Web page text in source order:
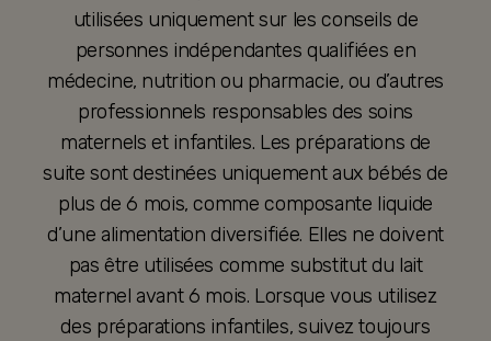
utilisées uniquement sur les conseils de
personnes indépendantes qualifiées en
médecine, nutrition ou pharmacie, ou d’autres
professionnels responsables des soins
maternels et infantiles. Les préparations de
suite sont destinées uniquement aux bébés de
plus de 6 mois, comme composante liquide
d’une alimentation diversifiée. Elles ne doivent
pas être utilisées comme substitut du lait
maternel avant 6 mois. Lorsque vous utilisez
des préparations infantiles, suivez toujours